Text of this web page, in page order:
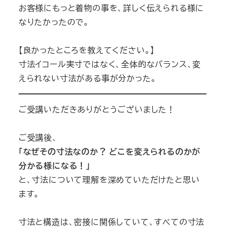
お客様にもっと着物の事を、詳しく伝えられる様に
なりたかったので。
【良かったところを教えてください。】
寸法イコール実寸ではなく、全体的なバランス、変
えられない寸法がある事が分かった。
ご受講いただきありがとうございました！
ご受講後、
「なぜその寸法なのか？ どこを変えられるのかが
分かる様になる！」
と、寸法について理解を深めていただけたと思い
ます。
寸法と構造は、密接に関係していて、すべての寸法